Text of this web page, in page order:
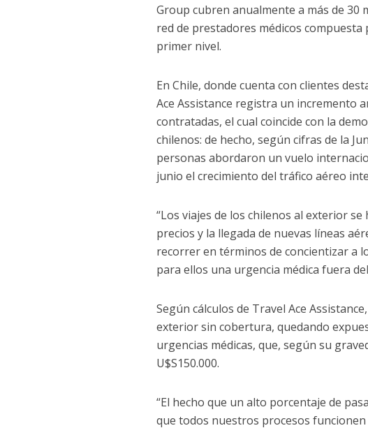
Group cubren anualmente a más de 30
red de prestadores médicos
primer nivel.
En Chile, donde cuenta con clientes
Ace Assistance registra un incremento
contratadas, el cual coincide con la
chilenos: de hecho, según cifras de la
personas abordaron un vuelo
junio el crecimiento del tráfico aéreo
“Los viajes de los chilenos al exterior
precios y la llegada de nuevas líneas
recorrer en términos de concientizar a
para ellos una urgencia médica fuera
Según cálculos de Travel Ace
exterior sin cobertura, quedando
urgencias médicas, que, según su
U$S150.000.
“El hecho que un alto porcentaje de
que todos nuestros procesos